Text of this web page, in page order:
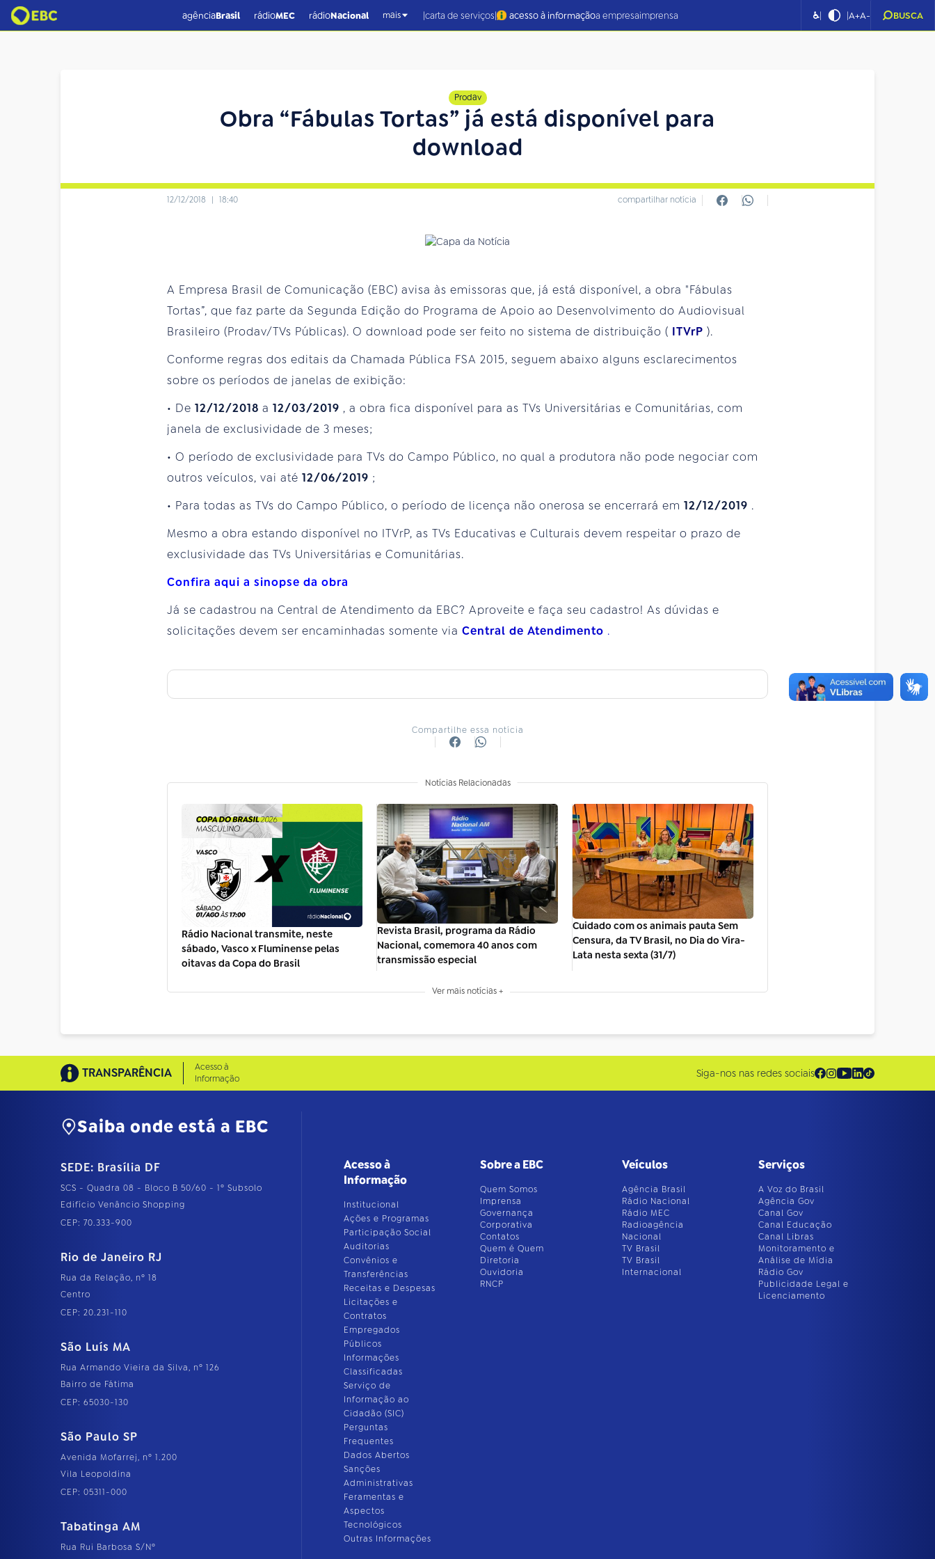
agênciaBrasil rádioMEC rádioNacional mais |carta de serviços| acesso à informaçãoa empresaimprensa ♿| |A+A- BUSCA
Prodav
Obra “Fábulas Tortas” já está disponível para
download
12/12/2018 | 18:40 compartilhar notícia
A Empresa Brasil de Comunicação (EBC) avisa às emissoras que, já está disponível, a obra "Fábulas
Tortas”, que faz parte da Segunda Edição do Programa de Apoio ao Desenvolvimento do Audiovisual
Brasileiro (Prodav/TVs Públicas). O download pode ser feito no sistema de distribuição ( ITVrP ).
Conforme regras dos editais da Chamada Pública FSA 2015, seguem abaixo alguns esclarecimentos
sobre os períodos de janelas de exibição:
• De 12/12/2018 a 12/03/2019 , a obra fica disponível para as TVs Universitárias e Comunitárias, com
janela de exclusividade de 3 meses;
• O período de exclusividade para TVs do Campo Público, no qual a produtora não pode negociar com
outros veículos, vai até 12/06/2019 ;
• Para todas as TVs do Campo Público, o período de licença não onerosa se encerrará em 12/12/2019 .
Mesmo a obra estando disponível no ITVrP, as TVs Educativas e Culturais devem respeitar o prazo de
exclusividade das TVs Universitárias e Comunitárias.
Confira aqui a sinopse da obra
Já se cadastrou na Central de Atendimento da EBC? Aproveite e faça seu cadastro! As dúvidas e
solicitações devem ser encaminhadas somente via Central de Atendimento .
Compartilhe essa notícia
Notícias Relacionadas
Rádio Nacional transmite, neste
sábado, Vasco x Fluminense pelas
oitavas da Copa do Brasil
Revista Brasil, programa da Rádio
Nacional, comemora 40 anos com
transmissão especial
Cuidado com os animais pauta Sem
Censura, da TV Brasil, no Dia do Vira-
Lata nesta sexta (31/7)
Ver mais notícias +
TRANSPARÊNCIA
Acesso à
Informação
Siga-nos nas redes sociais
Saiba onde está a EBC
SEDE: Brasília DF
SCS - Quadra 08 - Bloco B 50/60 - 1º Subsolo
Edifício Venâncio Shopping
CEP: 70.333-900
Rio de Janeiro RJ
Rua da Relação, nº 18
Centro
CEP: 20.231-110
São Luís MA
Rua Armando Vieira da Silva, nº 126
Bairro de Fátima
CEP: 65030-130
São Paulo SP
Avenida Mofarrej, nº 1.200
Vila Leopoldina
CEP: 05311-000
Tabatinga AM
Rua Rui Barbosa S/Nº
Acesso à
Informação
Institucional
Ações e Programas
Participação Social
Auditorias
Convênios e
Transferências
Receitas e Despesas
Licitações e
Contratos
Empregados
Públicos
Informações
Classificadas
Serviço de
Informação ao
Cidadão (SIC)
Perguntas
Frequentes
Dados Abertos
Sanções
Administrativas
Feramentas e
Aspectos
Tecnológicos
Outras Informações
Sobre a EBC
Quem Somos
Imprensa
Governança
Corporativa
Contatos
Quem é Quem
Diretoria
Ouvidoria
RNCP
Veículos
Agência Brasil
Rádio Nacional
Rádio MEC
Radioagência
Nacional
TV Brasil
TV Brasil
Internacional
Serviços
A Voz do Brasil
Agência Gov
Canal Gov
Canal Educação
Canal Libras
Monitoramento e
Análise de Mídia
Rádio Gov
Publicidade Legal e
Licenciamento